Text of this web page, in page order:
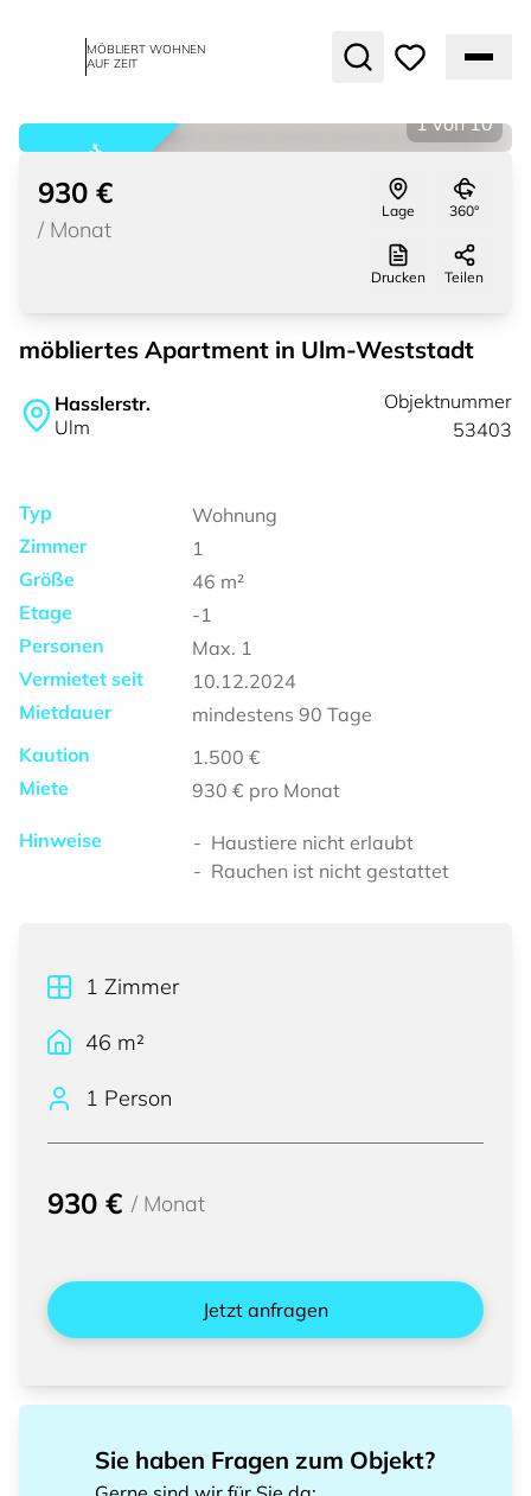
MÖBLIERT WOHNEN
AUF ZEIT
vermietet
1 von 10
930 €
/ Monat
Lage 360°
Drucken Teilen
möbliertes Apartment in Ulm-Weststadt
Hasslerstr.
Ulm
Objektnummer
53403
Typ
Wohnung
Zimmer
1
Größe
46 m²
Etage
-1
Personen
Max. 1
Vermietet seit
10.12.2024
Mietdauer
mindestens 90 Tage
Kaution
1.500 €
Miete
930 € pro Monat
Hinweise
Haustiere nicht erlaubt
Rauchen ist nicht gestattet
1 Zimmer
46 m²
1 Person
930 € / Monat
Jetzt anfragen
Sie haben Fragen zum Objekt?